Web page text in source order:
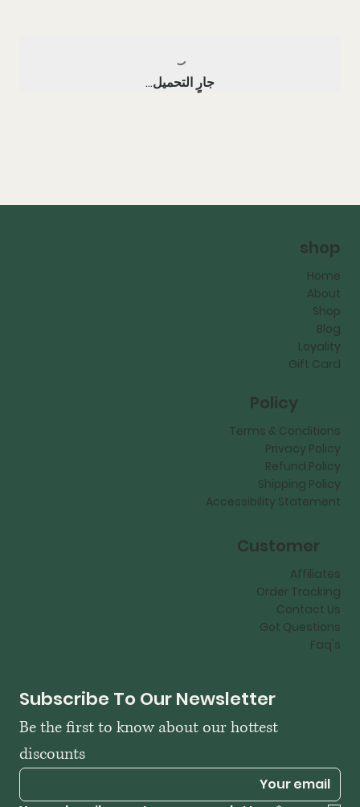
جارٍ التحميل...
Subscribe To Our Newsletter
Be the first to know about our hottest
discounts
shop
Home
About
Shop
Blog
Loyality
Gift Card
Policy
Terms & Conditions
Privacy Policy
Refund Policy
Shipping Policy
Accessibility Statement
Customer
Affiliates
Order Tracking
Contact Us
Got Questions
Faq's